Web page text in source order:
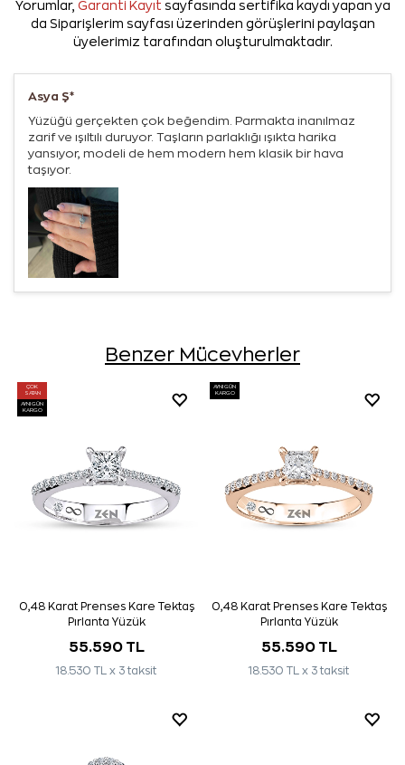
Yorumlar, Garanti Kayıt sayfasında sertifika kaydı yapan ya
da Siparişlerim sayfası üzerinden görüşlerini paylaşan
üyelerimiz tarafından oluşturulmaktadır.
Asya Ş*
Yüzüğü gerçekten çok beğendim. Parmakta inanılmaz
zarif ve ışıltılı duruyor. Taşların parlaklığı ışıkta harika
yansıyor, modeli de hem modern hem klasik bir hava
taşıyor.
Benzer Mücevherler
ÇOK
SATAN
AYNI GÜN
KARGO
0,48 Karat Prenses Kare Tektaş
Pırlanta Yüzük
55.590 TL
18.530 TL x 3 taksit
AYNI GÜN
KARGO
0,48 Karat Prenses Kare Tektaş
Pırlanta Yüzük
55.590 TL
18.530 TL x 3 taksit